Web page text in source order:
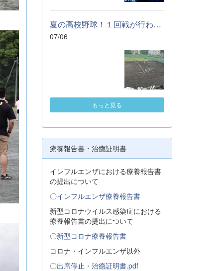
夏の高校野球！１回戦が行われました。
07/06
もっと見る
療養報告書・治癒証明書
インフルエンザにおける療養報告書
の提出について
〇インフルエンザ療養報告書
新型コロナウイルス感染症における
療養報告書の提出について
〇新型コロナ療養報告書
コロナ・インフルエンザ以外
〇出席停止・治癒証明書.pdf